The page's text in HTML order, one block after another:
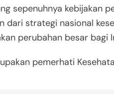
sepenuhnya kebijakan
dari strategi nasional
perubahan besar bagi
pemerhati